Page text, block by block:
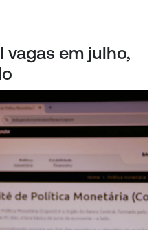
vagas em julho,